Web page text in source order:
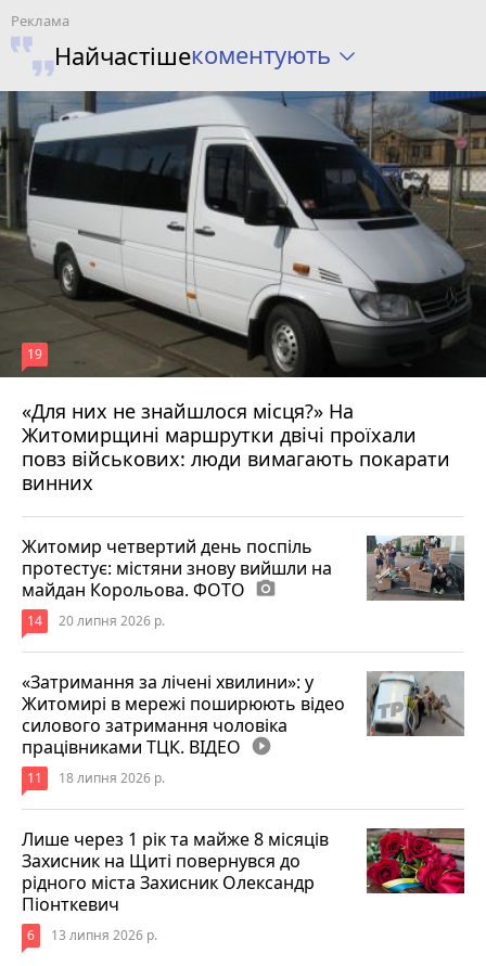
Найчастішекоментують
«Для них не знайшлося місця?» На
Житомирщині маршрутки двічі проїхали
повз військових: люди вимагають покарати
винних
19
17 липня 2026 р.
Житомир четвертий день поспіль
протестує: містяни знову вийшли на
майдан Корольова. ФОТО photo_camera
14 20 липня 2026 р.
«Затримання за лічені хвилини»: у
Житомирі в мережі поширюють відео
силового затримання чоловіка
працівниками ТЦК. ВІДЕО play_circle_filled
11 18 липня 2026 р.
Лише через 1 рік та майже 8 місяців
Захисник на Щиті повернувся до
рідного міста Захисник Олександр
Піонткевич
6 13 липня 2026 р.